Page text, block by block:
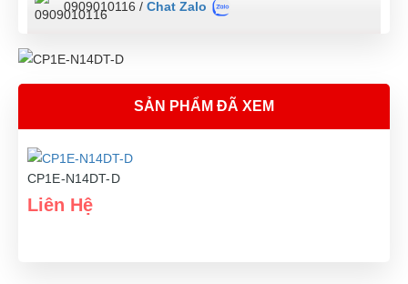
0909010116 / Chat Zalo
SẢN PHẨM ĐÃ XEM
CP1E-N14DT-D
Liên Hệ